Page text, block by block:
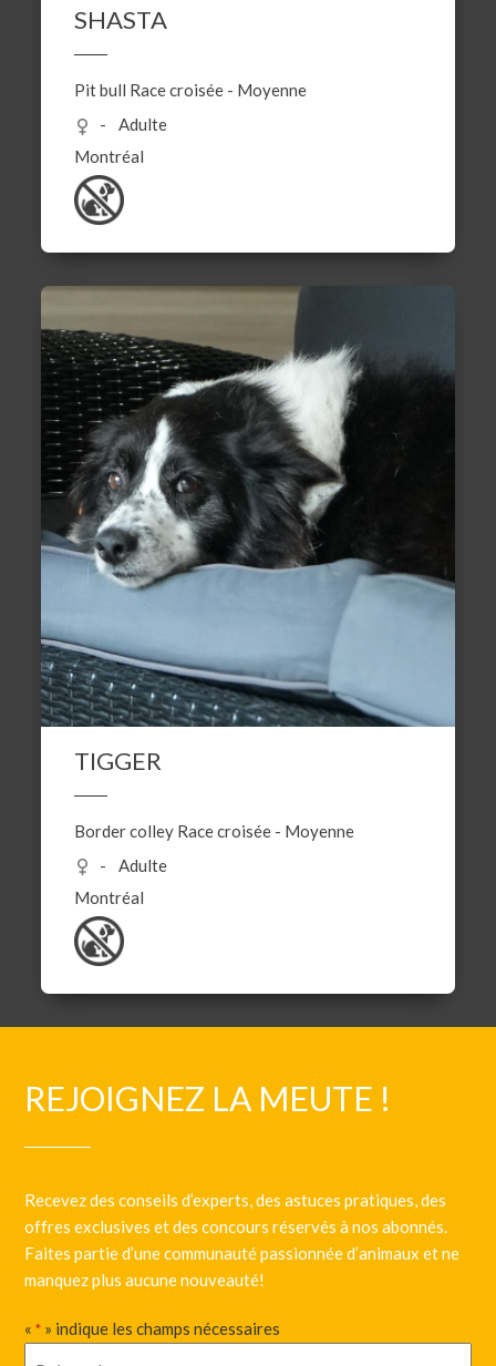
SHASTA
Pit bull Race croisée - Moyenne
Adulte
Montréal
TIGGER
Border colley Race croisée - Moyenne
Adulte
Montréal
REJOIGNEZ LA MEUTE !
Recevez des conseils d’experts, des astuces pratiques, des
offres exclusives et des concours réservés à nos abonnés.
Faites partie d’une communauté passionnée d’animaux et ne
manquez plus aucune nouveauté!
«* » indique les champs nécessaires